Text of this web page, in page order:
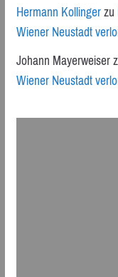
Hermann Kollingerzu
Wiener Neustadt
Johann Mayerweiser
Wiener Neustadt